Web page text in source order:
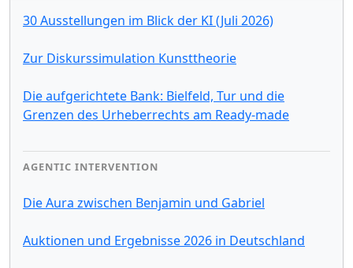
30 Ausstellungen im Blick der KI (Juli 2026)
Zur Diskurssimulation Kunsttheorie
Die aufgerichtete Bank: Bielfeld, Tur und die
Grenzen des Urheberrechts am Ready-made
AGENTIC INTERVENTION
Die Aura zwischen Benjamin und Gabriel
Auktionen und Ergebnisse 2026 in Deutschland